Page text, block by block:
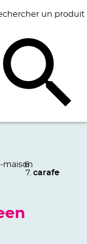
un produit
BUREAU
maison
carafe